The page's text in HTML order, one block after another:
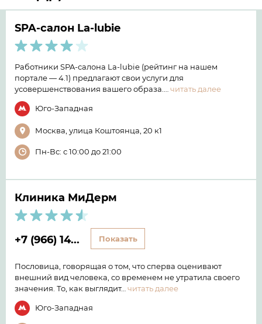
SPA-салон La-lubie
Работники SPA-салона La-lubie (рейтинг на нашем
портале — 4.1) предлагают свои услуги для
усовершенствования вашего образа.… читать далее
Юго-Западная
Москва, улица Коштоянца, 20 к1
Пн-Вс: с 10:00 до 21:00
Клиника МиДерм
+7 (966) 14... Показать
Пословица, говорящая о том, что сперва оценивают
внешний вид человека, со временем не утратила своего
значения. То, как выглядит… читать далее
Юго-Западная